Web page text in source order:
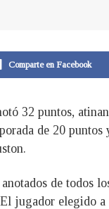
Comparte en Facebook
32 puntos,
de 20
de todos
jugador elegido